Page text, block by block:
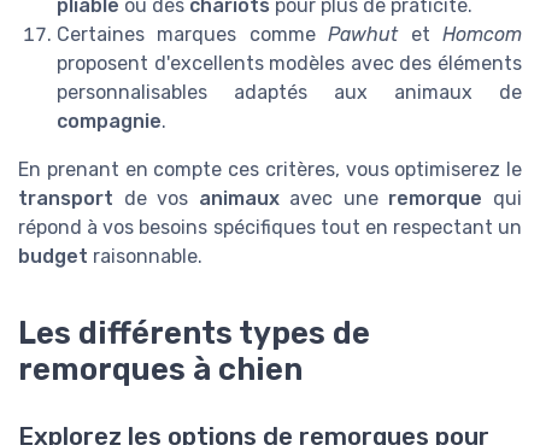
pliable ou des chariots pour plus de praticité.
Certaines marques commePawhutetHomcom
proposent d'excellents modèles avec des éléments
personnalisables adaptés aux animaux de
compagnie.
En prenant en compte ces critères, vous optimiserez le
transport de vos animauxavec une remorque qui
répond à vos besoins spécifiques tout en respectant un
budget raisonnable.
Les différents types de
remorques à chien
Explorez les options de remorques pour